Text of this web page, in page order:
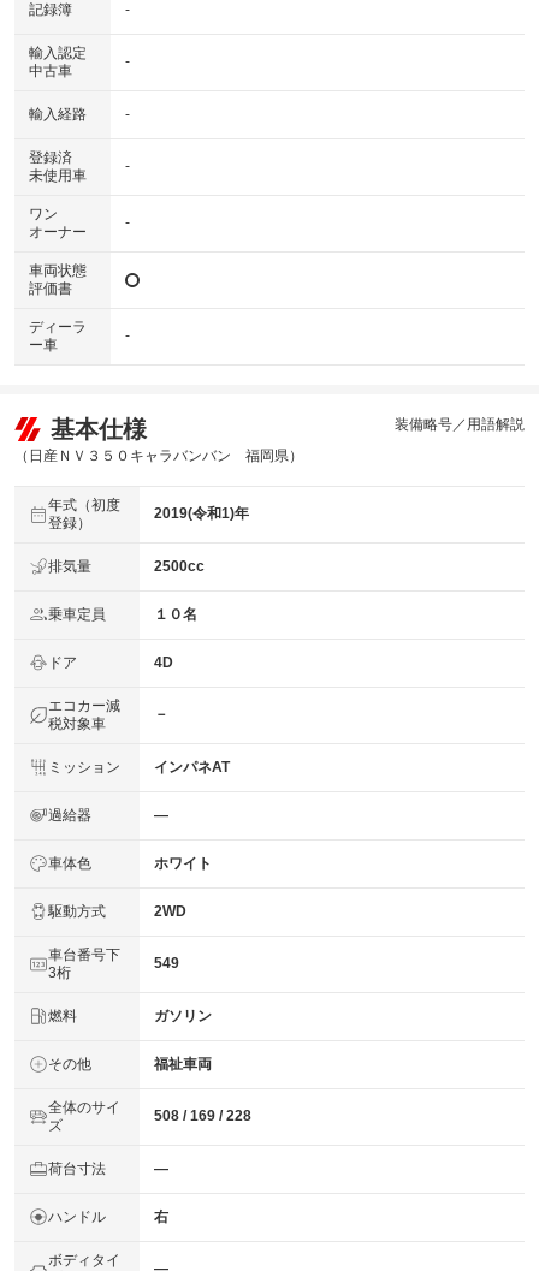
記録簿 -
輸入認定
中古車
-
輸入経路 -
登録済
未使用車
-
ワン
オーナー
-
車両状態
評価書
ディーラ
ー車
-
基本仕様
（日産ＮＶ３５０キャラバンバン 福岡県）
装備略号／用語解説
年式（初度
登録）
2019(令和1)年
排気量 2500cc
乗車定員 １０名
ドア 4D
エコカー減
税対象車
－
ミッション インパネAT
過給器 ―
車体色 ホワイト
駆動方式 2WD
車台番号下
3桁
549
燃料 ガソリン
その他 福祉車両
全体のサイ
ズ
508 / 169 / 228
荷台寸法 ―
ハンドル 右
ボディタイ